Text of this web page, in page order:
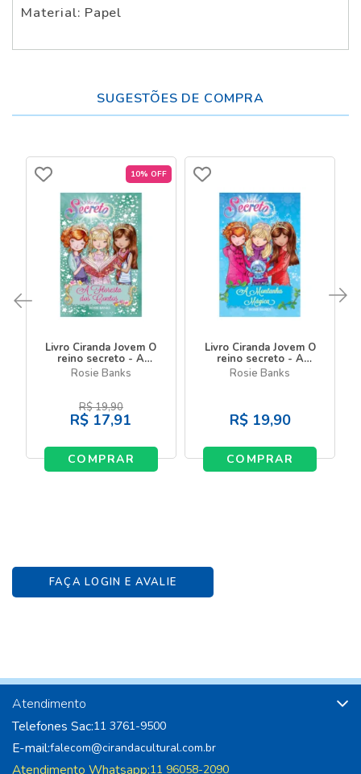
Material: Papel
SUGESTÕES DE COMPRA
10% OFF
Livro Ciranda Jovem O
reino secreto - A
floresta dos contos -
Rosie Banks
R$19,90
R$ 17,91
COMPRAR
Livro Ciranda Jovem O
reino secreto - A
montanha mágica - Livro
Rosie Banks
R$ 19,90
COMPRAR
FAÇA LOGIN E AVALIE
Atendimento
Telefones Sac:11 3761-9500
E-mail:falecom@cirandacultural.com.br
Atendimento Whatsapp:11 96058-2090